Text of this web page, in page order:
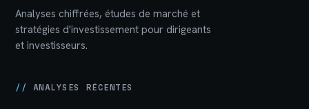
Analyses chiffrées, études de marché et
stratégies d'investissement pour dirigeants
et investisseurs.
// ANALYSES RÉCENTES